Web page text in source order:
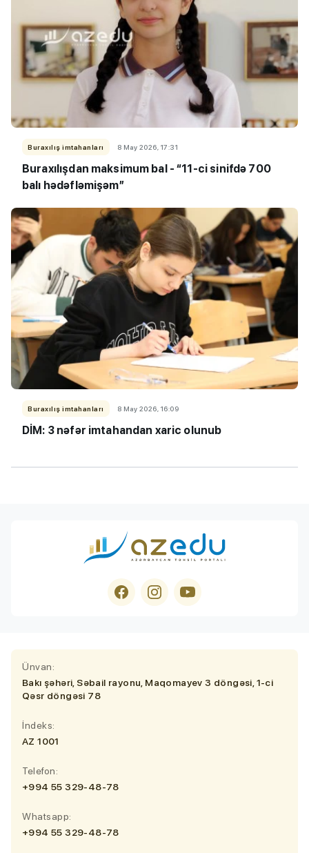
Buraxılış imtahanları 8 May 2026, 17:31
Buraxılışdan maksimum bal - “11-ci sinifdə 700
balı hədəfləmişəm”
Buraxılış imtahanları 8 May 2026, 16:09
DİM: 3 nəfər imtahandan xaric olunub
Ünvan:
Bakı şəhəri, Səbail rayonu, Maqomayev 3 döngəsi, 1-ci
Qəsr döngəsi 78
İndeks:
AZ 1001
Telefon:
+994 55 329-48-78
Whatsapp:
+994 55 329-48-78